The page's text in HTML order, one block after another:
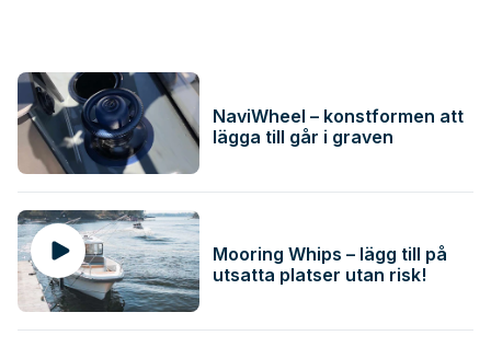
NaviWheel – konstformen att
lägga till går i graven
Mooring Whips – lägg till på
utsatta platser utan risk!